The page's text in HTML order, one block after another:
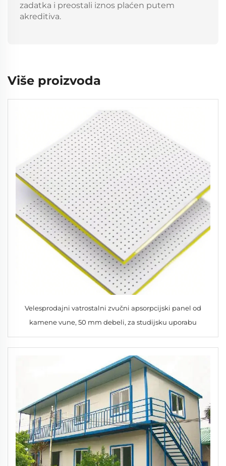
zadatka i preostali iznos plaćen putem
akreditiva.
Više proizvoda
Velesprodajni vatrostalni zvučni apsorpcijski panel od
kamene vune, 50 mm debeli, za studijsku uporabu